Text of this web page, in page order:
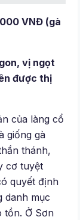
VNĐ (gà
vị ngọt
được thị
của làng cổ
giống gà
thánh,
cơ tuyệt
quyết định
danh mục
tồn. Ở Sơn